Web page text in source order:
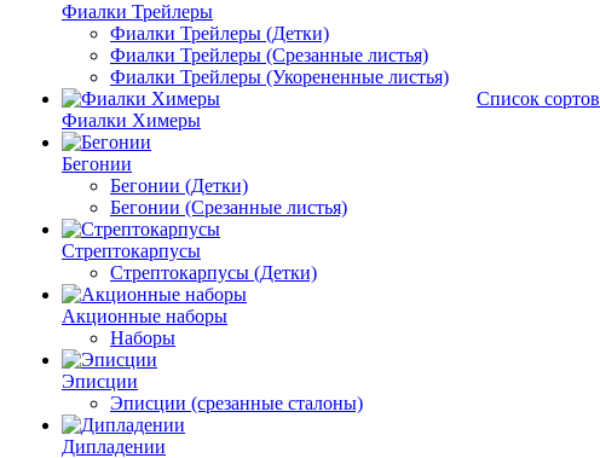
Фиалки Трейлеры
Фиалки Трейлеры (Детки)
Фиалки Трейлеры (Срезанные листья)
Фиалки Трейлеры (Укорененные листья)
Фиалки Химеры
Бегонии
Бегонии (Детки)
Бегонии (Срезанные листья)
Стрептокарпусы
Стрептокарпусы (Детки)
Акционные наборы
Наборы
Эписции
Эписции (срезанные сталоны)
Дипладении
Список сортов